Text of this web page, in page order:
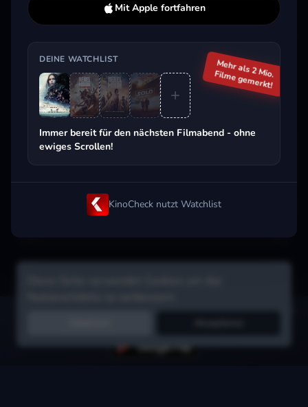
Beliebt beim Streaming
Filme in Sekunden merken, Tipps von
Mit Apple fortfahren
DEINE WATCHLIST
Immer bereit für den nächsten Filmabend - ohne
ewiges Scrollen!
Mehr als 2 Mio.
Filme gemerkt!
KinoCheck nutzt Watchlist